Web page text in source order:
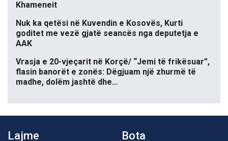
Khameneit
Nuk ka qetësi në Kuvendin e Kosovës, Kurti
goditet me vezë gjatë seancës nga deputetja e
AAK
Vrasja e 20-vjeçarit në Korçë/ “Jemi të frikësuar”,
flasin banorët e zonës: Dëgjuam një zhurmë të
madhe, dolëm jashtë dhe…
Lajme Bota